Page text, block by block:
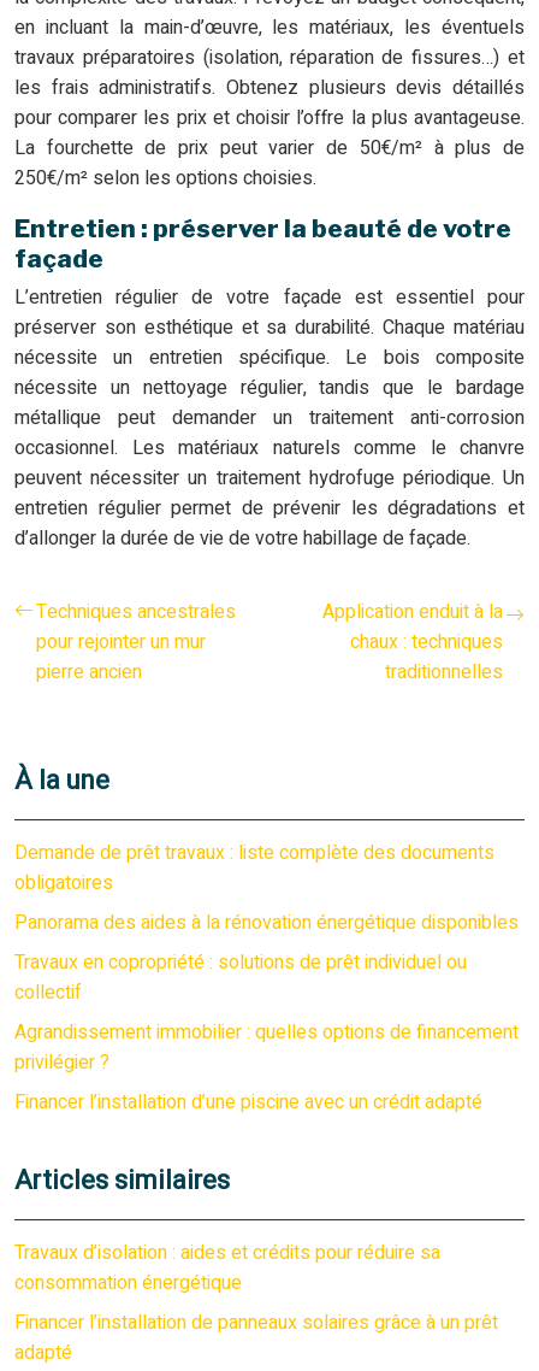
en incluant la main-d’œuvre, les matériaux, les éventuels
travaux préparatoires (isolation, réparation de fissures…) et
les frais administratifs. Obtenez plusieurs devis détaillés
pour comparer les prix et choisir l’offre la plus avantageuse.
La fourchette de prix peut varier de 50€/m² à plus de
250€/m² selon les options choisies.
Entretien : préserver la beauté de votre
façade
L’entretien régulier de votre façade est essentiel pour
préserver son esthétique et sa durabilité. Chaque matériau
nécessite un entretien spécifique. Le bois composite
nécessite un nettoyage régulier, tandis que le bardage
métallique peut demander un traitement anti-corrosion
occasionnel. Les matériaux naturels comme le chanvre
peuvent nécessiter un traitement hydrofuge périodique. Un
entretien régulier permet de prévenir les dégradations et
d’allonger la durée de vie de votre habillage de façade.
Techniques ancestrales
pour rejointer un mur
pierre ancien
Application enduit à la
chaux : techniques
traditionnelles
À la une
Demande de prêt travaux : liste complète des documents
obligatoires
Panorama des aides à la rénovation énergétique disponibles
Travaux en copropriété : solutions de prêt individuel ou
collectif
Agrandissement immobilier : quelles options de financement
privilégier ?
Financer l’installation d’une piscine avec un crédit adapté
Articles similaires
Travaux d’isolation : aides et crédits pour réduire sa
consommation énergétique
Financer l’installation de panneaux solaires grâce à un prêt
adapté